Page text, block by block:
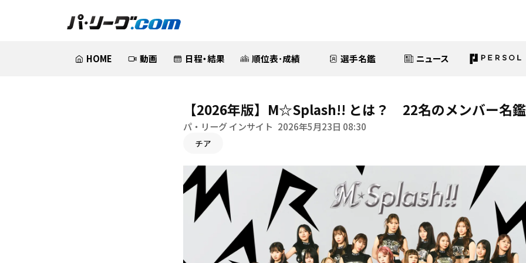
HOME 動画 日程・結果 順位表･成績 選手名鑑 ニュース
【2026年版】M☆Splash!! とは？ 22名のメンバー名
パ・リーグ インサイト 2026年5月23日 08:30
チア